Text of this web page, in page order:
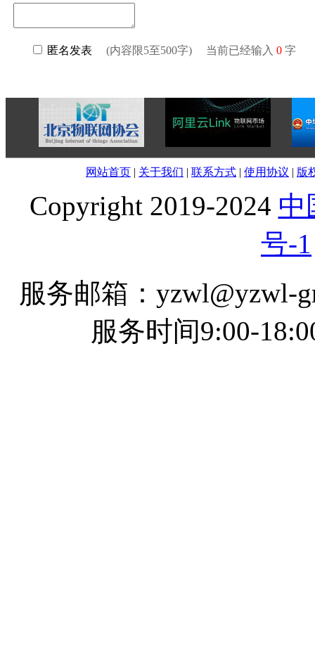
匿名发表 (内容限5至500字) 当前已经输入 0 字
网站首页 | 关于我们 | 联系方式 | 使用协议 | 版
Copyright 2019-2024 中
号-1
服务邮箱：yzwl@yzwl-
服务时间9:00-